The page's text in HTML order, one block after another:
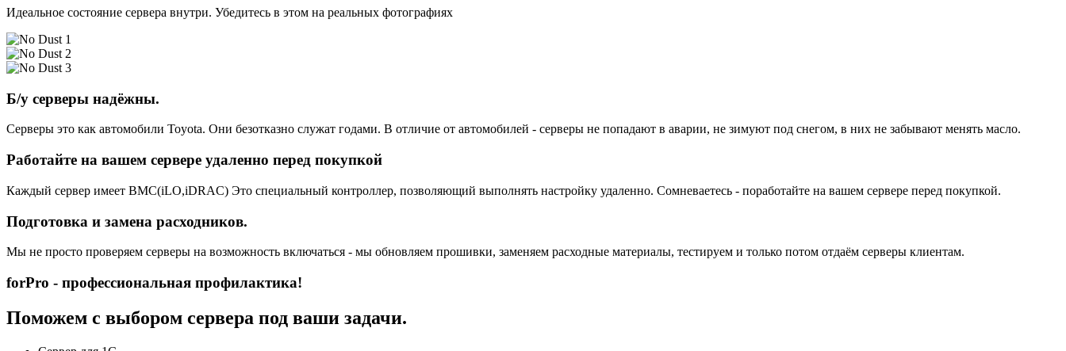
Идеальное состояние сервера внутри. Убедитесь в этом на реальных фотографиях
Б/у серверы надёжны.
Серверы это как автомобили Toyota. Они безотказно служат годами. В отличие от автомобилей - серверы не попадают в аварии, не зимуют под снегом, в них не забывают менять масло.
Работайте на вашем сервере удаленно перед покупкой
Каждый сервер имеет BMC(iLO,iDRAC) Это специальный контроллер, позволяющий выполнять настройку удаленно. Сомневаетесь - поработайте на вашем сервере перед покупкой.
Подготовка и замена расходников.
Мы не просто проверяем серверы на возможность включаться - мы обновляем прошивки, заменяем расходные материалы, тестируем и только потом отдаём серверы клиентам.
forPro - профессиональная профилактика!
Поможем с выбором сервера под ваши задачи.